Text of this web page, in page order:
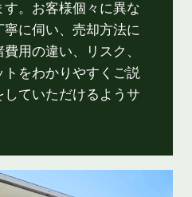
す。お客様個々に異な
に伺い、売却方法に
用の違い、リスク、
トをわかりやすくご説
ていただけるようサ